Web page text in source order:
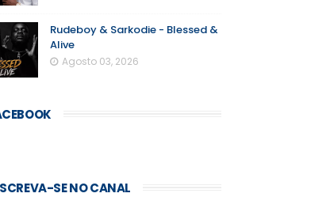
Rudeboy & Sarkodie - Blessed &
Alive
Agosto 03, 2026
SE NO CANAL